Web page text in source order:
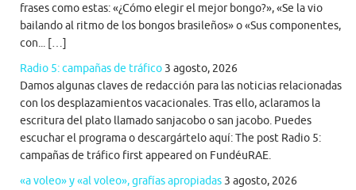
frases como estas: «¿Cómo elegir el mejor bongo?», «Se la vio
bailando al ritmo de los bongos brasileños» o «Sus componentes,
con... […]
Radio 5: campañas de tráfico 3 agosto, 2026
Damos algunas claves de redacción para las noticias relacionadas
con los desplazamientos vacacionales. Tras ello, aclaramos la
escritura del plato llamado sanjacobo o san jacobo. Puedes
escuchar el programa o descargártelo aquí: The post Radio 5:
campañas de tráfico first appeared on FundéuRAE.
«a voleo» y «al voleo», grafías apropiadas 3 agosto, 2026